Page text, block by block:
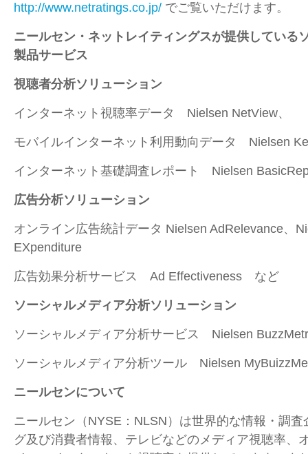
http://www.netratings.co.jp/ でご覧いただけます。
ニールセン・ネットレイティングスが提供している
製品サービス
視聴者分析ソリューション
インターネット視聴率データ Nielsen NetView、
モバイルインターネット利用動向データ Nielsen
インターネット基礎調査レポート Nielsen
広告分析ソリューション
オンライン広告統計データ Nielsen AdRelevance、
EXpenditure
広告効果分析サービス Ad Effectiveness など
ソーシャルメディア分析ソリューション
ソーシャルメディア分析サービス Nielsen
ソーシャルメディア分析ツール Nielsen
ニールセンについて
ニールセン（NYSE：NLSN）は世界的な情報・調
グ及び消費者情報、テレビなどのメディア視聴率、